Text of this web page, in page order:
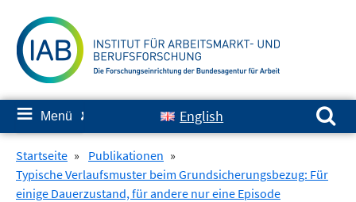
zum
Inhalt
≡ Menü ✘ English
Suchen nach:
Startseite » Publikationen »
Typische Verlaufsmuster beim Grundsicherungsbezug: Für
einige Dauerzustand, für andere nur eine Episode